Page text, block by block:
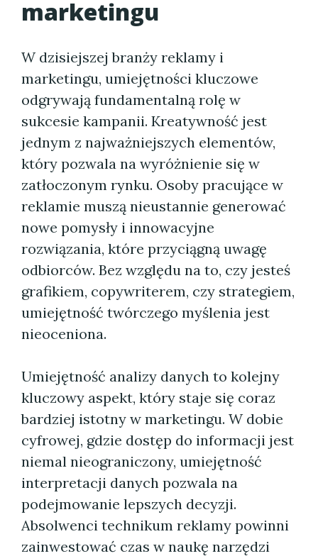
marketingu
W dzisiejszej branży reklamy i
marketingu, umiejętności kluczowe
odgrywają fundamentalną rolę w
sukcesie kampanii. Kreatywność jest
jednym z najważniejszych elementów,
który pozwala na wyróżnienie się w
zatłoczonym rynku. Osoby pracujące w
reklamie muszą nieustannie generować
nowe pomysły i innowacyjne
rozwiązania, które przyciągną uwagę
odbiorców. Bez względu na to, czy jesteś
grafikiem, copywriterem, czy strategiem,
umiejętność twórczego myślenia jest
nieoceniona.
Umiejętność analizy danych to kolejny
kluczowy aspekt, który staje się coraz
bardziej istotny w marketingu. W dobie
cyfrowej, gdzie dostęp do informacji jest
niemal nieograniczony, umiejętność
interpretacji danych pozwala na
podejmowanie lepszych decyzji.
Absolwenci technikum reklamy powinni
zainwestować czas w naukę narzędzi